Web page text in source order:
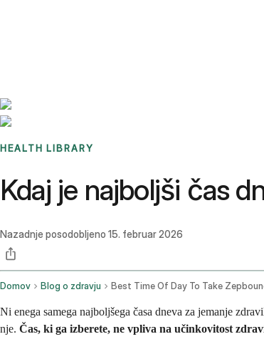
HEALTH LIBRARY
Kdaj je najboljši čas
Nazadnje posodobljeno 15. februar 2026
Domov Blog o zdravju Best Time Of Day To Take
Ni enega samega najboljšega časa dneva za jemanje
nje. Čas, ki ga izberete, ne vpliva na učinkovitost